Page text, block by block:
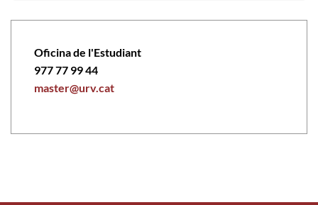
Oficina de l'Estudiant
977 77 99 44
master@urv.cat